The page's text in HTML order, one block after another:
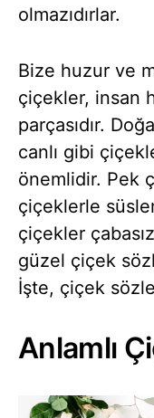
olmazıdırlar.
Bize huzur ve
çiçekler, insan
parçasıdır.
canlı gibi
önemlidir. Pek
çiçeklerle
çiçekler
güzel çiçek
İşte, çiçek
Anlamlı